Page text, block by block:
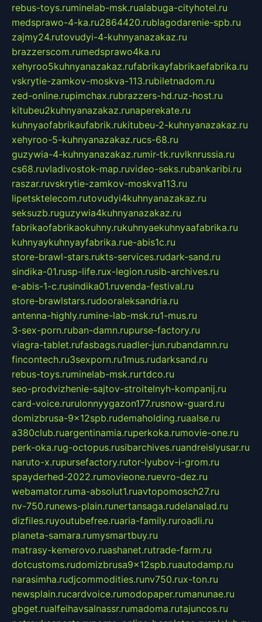
rebus-toys.ruminelab-msk.rualabuga-cityhotel.ru
medsprawo-4-ka.ru2864420.rublagodarenie-spb.ru
zajmy24.rutovudyi-4-kuhnyanazakaz.ru
brazzerscom.rumedsprawo4ka.ru
xehyroo5kuhnyanazakaz.rufabrikayfabrikaefabrika.ru
vskrytie-zamkov-moskva-113.rubiletnadom.ru
zed-online.rupimchax.rubrazzers-hd.ruz-host.ru
kitubeu2kuhnyanazakaz.runaperekate.ru
kuhnyaofabrikaufabrik.rukitubeu-2-kuhnyanazakaz.ru
xehyroo-5-kuhnyanazakaz.rucs-68.ru
guzywia-4-kuhnyanazakaz.rumir-tk.ruvlknrussia.ru
cs68.ruvladivostok-map.ruvideo-seks.rubankaribi.ru
raszar.ruvskrytie-zamkov-moskva113.ru
lipetsktelecom.rutovudyi4kuhnyanazakaz.ru
seksuzb.ruguzywia4kuhnyanazakaz.ru
fabrikaofabrikaokuhny.rukuhnyaekuhnyaafabrika.ru
kuhnyaykuhnyayfabrika.rue-abis1c.ru
store-brawl-stars.rukts-services.rudark-sand.ru
sindika-01.rusp-life.rux-legion.rusib-archives.ru
e-abis-1-c.rusindika01.ruvenda-festival.ru
store-brawlstars.rudooraleksandria.ru
antenna-highly.rumine-lab-msk.ru1-mus.ru
3-sex-porn.ruban-damn.rupurse-factory.ru
viagra-tablet.rufasbags.ruadler-jun.rubandamn.ru
fincontech.ru3sexporn.ru1mus.rudarksand.ru
rebus-toys.ruminelab-msk.rurtdco.ru
seo-prodvizhenie-sajtov-stroitelnyh-kompanij.ru
card-voice.rurulonnyygazon177.rusnow-guard.ru
domizbrusa-9x12spb.rudemaholding.ruaalse.ru
a380club.ruargentinamia.ruperkoka.rumovie-one.ru
perk-oka.rug-octopus.rusibarchives.ruandreislyusar.ru
naruto-x.rupursefactory.rutor-lyubov-i-grom.ru
spayderhed-2022.rumovieone.ruevro-dez.ru
webamator.ruma-absolut1.ruavtopomosch27.ru
nv-750.runews-plain.runertansaga.rudelanalad.ru
dizfiles.ruyoutubefree.ruaria-family.ruroadli.ru
planeta-samara.rumysmartbuy.ru
matrasy-kemerovo.ruashanet.rutrade-farm.ru
dotcustoms.rudomizbrusa9x12spb.ruautodamp.ru
narasimha.rudjcommodities.runv750.rux-ton.ru
newsplain.rucardvoice.rumodopaper.rumanunae.ru
gbget.rualfeihavsalnassr.rumadoma.rutajuncos.ru